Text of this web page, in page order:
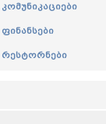
კომუნიკაციები
ფინანსები
რესტორნები